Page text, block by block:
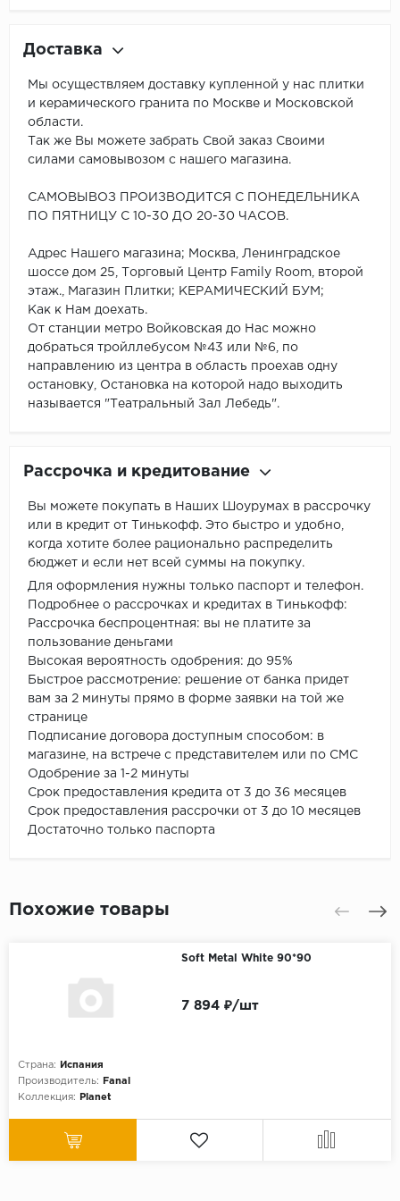
Доставка
Мы осуществляем доставку купленной у нас плитки
и керамического гранита по Москве и Московской
области.
Так же Вы можете забрать Свой заказ Своими
силами самовывозом с нашего магазина.
САМОВЫВОЗ ПРОИЗВОДИТСЯ С ПОНЕДЕЛЬНИКА
ПО ПЯТНИЦУ С 10-30 ДО 20-30 ЧАСОВ.
Адрес Нашего магазина; Москва, Ленинградское
шоссе дом 25, Торговый Центр Family Room, второй
этаж., Магазин Плитки; КЕРАМИЧЕСКИЙ БУМ;
Как к Нам доехать.
От станции метро Войковская до Нас можно
добраться тройллебусом №43 или №6, по
направлению из центра в область проехав одну
остановку, Остановка на которой надо выходить
называется "Театральный Зал Лебедь".
Рассрочка и кредитование
Вы можете покупать в Наших Шоурумах в рассрочку
или в кредит от Тинькофф. Это быстро и удобно,
когда хотите более рационально распределить
бюджет и если нет всей суммы на покупку.
Для оформления нужны только паспорт и телефон.
Подробнее о рассрочках и кредитах в Тинькофф:
Рассрочка беспроцентная: вы не платите за
пользование деньгами
Высокая вероятность одобрения: до 95%
Быстрое рассмотрение: решение от банка придет
вам за 2 минуты прямо в форме заявки на той же
странице
Подписание договора доступным способом: в
магазине, на встрече с представителем или по СМС
Одобрение за 1-2 минуты
Срок предоставления кредита от 3 до 36 месяцев
Срок предоставления рассрочки от 3 до 10 месяцев
Достаточно только паспорта
Похожие товары
Soft Metal White 90*90
Страна:
Испания
Производитель:
Fanal
Коллекция:
Planet
7 894 ₽/шт